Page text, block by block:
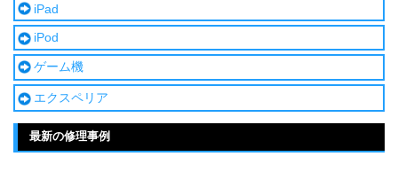
iPad
iPod
ゲーム機
エクスペリア
最新の修理事例